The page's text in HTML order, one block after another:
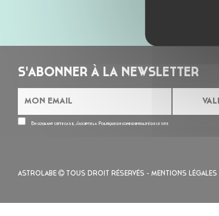
S'ABONNER À LA NEWSLETTER
En cochant cette case, j’accepte la Politique de confidentialitéde ce site
ASTROLABE TOUS DROIT RÉSERVÉS - MENTIONS LÉGALES